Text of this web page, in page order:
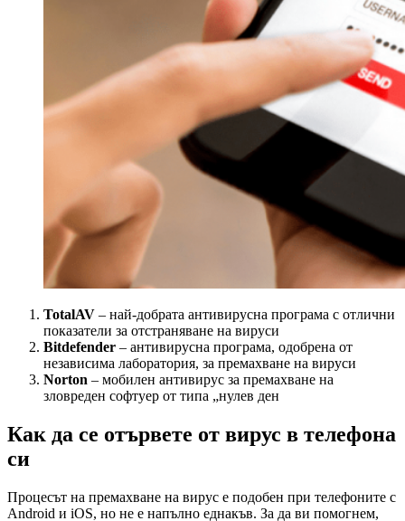
TotalAV – най-добрата антивирусна програма с отлични
показатели за отстраняване на вируси
Bitdefender – антивирусна програма, одобрена от
независима лаборатория, за премахване на вируси
Norton – мобилен антивирус за премахване на
зловреден софтуер от типа „нулев ден
Как да се отървете от вирус в телефона
си
Процесът на премахване на вирус е подобен при телефоните с
Android и iOS, но не е напълно еднакъв. За да ви помогнем,